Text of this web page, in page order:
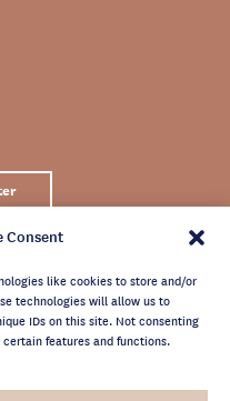
Consent
like cookies to store and/or
technologies will allow us to
IDs on this site. Not consenting
features and functions.